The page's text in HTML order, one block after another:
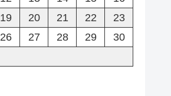
19 20 21 22
23
26 27 28 29
30